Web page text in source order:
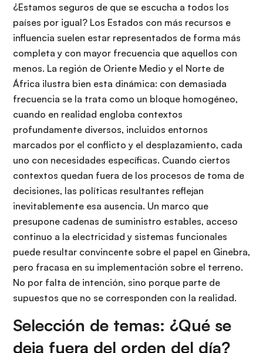
¿Estamos seguros de que se escucha a todos los
países por igual? Los Estados con más recursos e
influencia suelen estar representados de forma más
completa y con mayor frecuencia que aquellos con
menos. La región de Oriente Medio y el Norte de
África ilustra bien esta dinámica: con demasiada
frecuencia se la trata como un bloque homogéneo,
cuando en realidad engloba contextos
profundamente diversos, incluidos entornos
marcados por el conflicto y el desplazamiento, cada
uno con necesidades específicas. Cuando ciertos
contextos quedan fuera de los procesos de toma de
decisiones, las políticas resultantes reflejan
inevitablemente esa ausencia. Un marco que
presupone cadenas de suministro estables, acceso
continuo a la electricidad y sistemas funcionales
puede resultar convincente sobre el papel en Ginebra,
pero fracasa en su implementación sobre el terreno.
No por falta de intención, sino porque parte de
supuestos que no se corresponden con la realidad.
Selección de temas: ¿Qué se
deja fuera del orden del día?